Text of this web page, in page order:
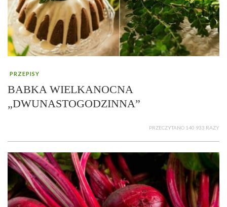
PRZEPISY
BABKA WIELKANOCNA
„DWUNASTOGODZINNA”
PRZECZYTANO 140 933 RAZY